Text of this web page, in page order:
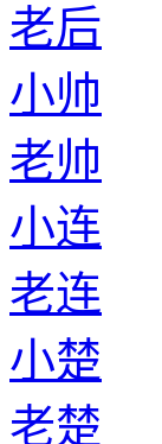
老后
小帅
老帅
小连
老连
小楚
老楚